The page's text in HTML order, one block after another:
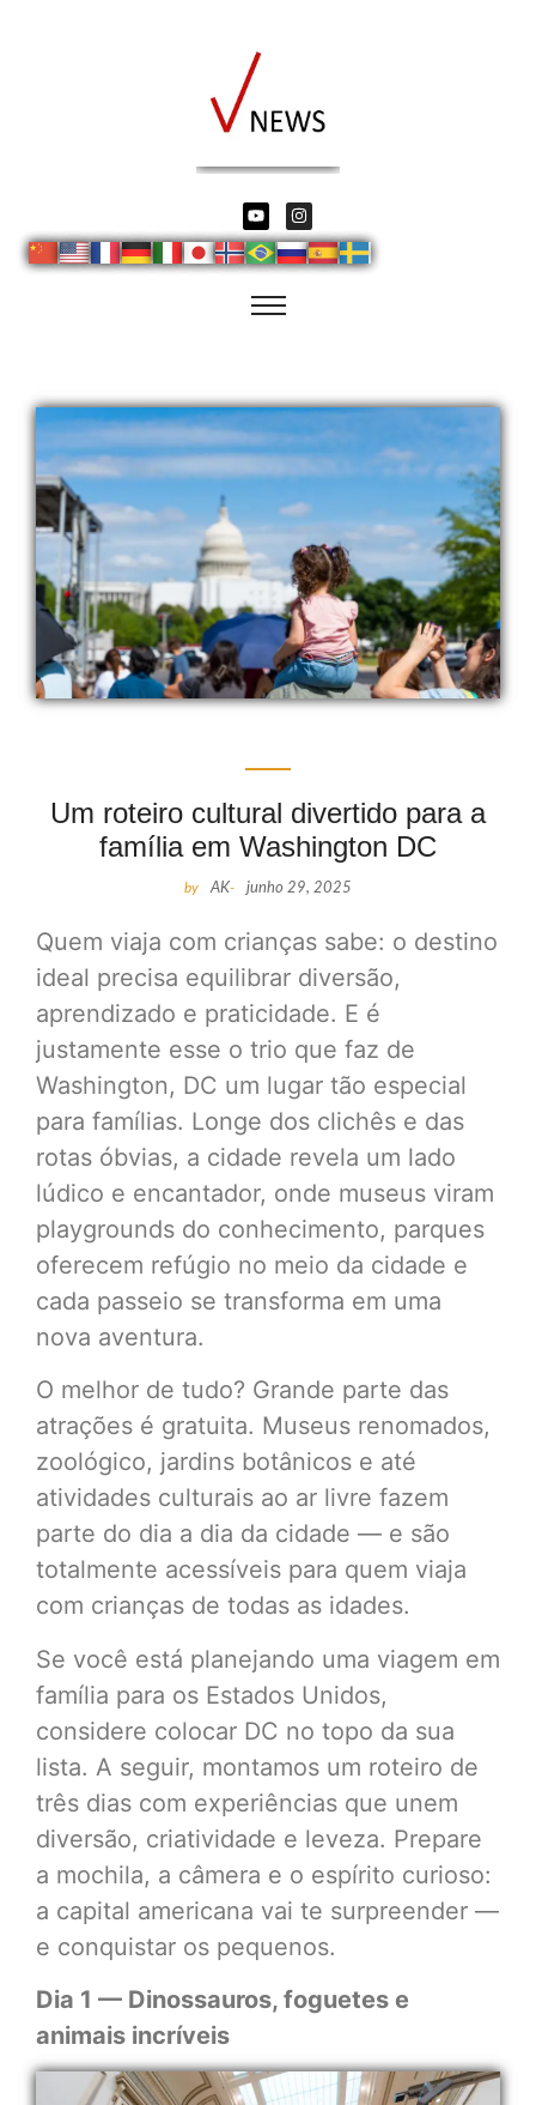
Um roteiro cultural divertido para a
família em Washington DC
by AK- junho 29, 2025
Quem viaja com crianças sabe: o destino
ideal precisa equilibrar diversão,
aprendizado e praticidade. E é
justamente esse o trio que faz de
Washington, DC um lugar tão especial
para famílias. Longe dos clichês e das
rotas óbvias, a cidade revela um lado
lúdico e encantador, onde museus viram
playgrounds do conhecimento, parques
oferecem refúgio no meio da cidade e
cada passeio se transforma em uma
nova aventura.
O melhor de tudo? Grande parte das
atrações é gratuita. Museus renomados,
zoológico, jardins botânicos e até
atividades culturais ao ar livre fazem
parte do dia a dia da cidade — e são
totalmente acessíveis para quem viaja
com crianças de todas as idades.
Se você está planejando uma viagem em
família para os Estados Unidos,
considere colocar DC no topo da sua
lista. A seguir, montamos um roteiro de
três dias com experiências que unem
diversão, criatividade e leveza. Prepare
a mochila, a câmera e o espírito curioso:
a capital americana vai te surpreender —
e conquistar os pequenos.
Dia 1 — Dinossauros, foguetes e
animais incríveis